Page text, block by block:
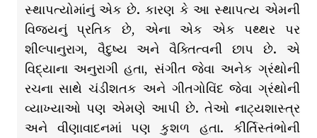
સ્થાપત્યોમાંનું એક છે. કારણ કે આ સ્થાપત્ય એમની
વિજયનું પ્રતિક છે, એના એક એક પથ્થર પર
શીલ્પાનુરાગ, વૈદુષ્ય અને વૈક્તિત્વની છાપ છે. એ
વિદ્યાના અનુરાગી હતા, સંગીત જેવા અનેક ગ્રંથોની
રચના સાથે ચંડીશતક અને ગીતગોવિંદ જેવા ગ્રંથોની
વ્યાખ્યાઓ પણ એમણે આપી છે. તેઓ નાટ્યશાસ્ત્ર
અને વીણાવાદનમાં પણ કુશળ હતા. કીર્તિસ્તંભોની